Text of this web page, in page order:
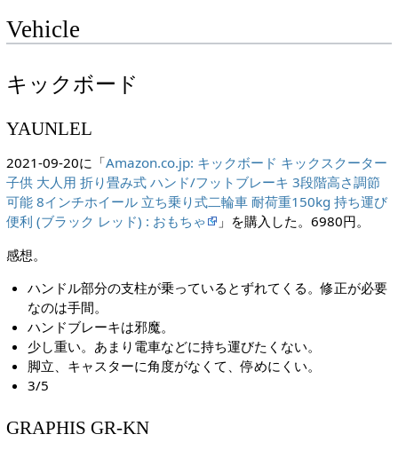
Vehicle
キックボード
YAUNLEL
2021-09-20に「Amazon.co.jp: キックボード キックスクーター
子供 大人用 折り畳み式 ハンド/フットブレーキ 3段階高さ調節
可能 8インチホイール 立ち乗り式二輪車 耐荷重150kg 持ち運び
便利 (ブラック レッド) : おもちゃ
」を購入した。6980円。
感想。
ハンドル部分の支柱が乗っているとずれてくる。修正が必要
なのは手間。
ハンドブレーキは邪魔。
少し重い。あまり電車などに持ち運びたくない。
脚立、キャスターに角度がなくて、停めにくい。
3/5
GRAPHIS GR-KN